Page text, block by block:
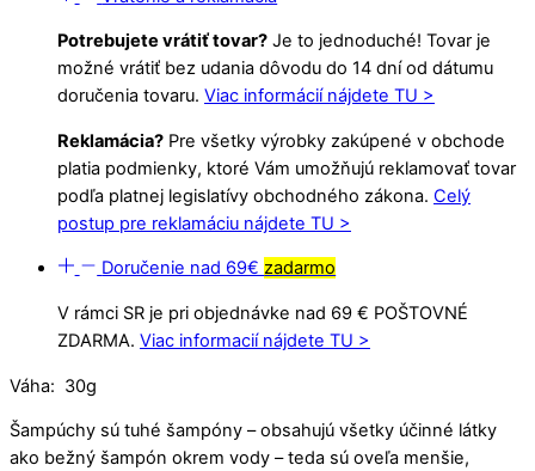
Potrebujete vrátiť tovar? Je to jednoduché! Tovar je
možné vrátiť bez udania dôvodu do 14 dní od dátumu
doručenia tovaru. Viac informácií nájdete TU >
Reklamácia? Pre všetky výrobky zakúpené v obchode
platia podmienky, ktoré Vám umožňujú reklamovať tovar
podľa platnej legislatívy obchodného zákona. Celý
postup pre reklamáciu nájdete TU >
Doručenie nad 69€zadarmo
V rámci SR je pri objednávke nad 69 € POŠTOVNÉ
ZDARMA. Viac informacií nájdete TU >
Váha: 30g
Šampúchy sú tuhé šampóny – obsahujú všetky účinné látky
ako bežný šampón okrem vody – teda sú oveľa menšie,